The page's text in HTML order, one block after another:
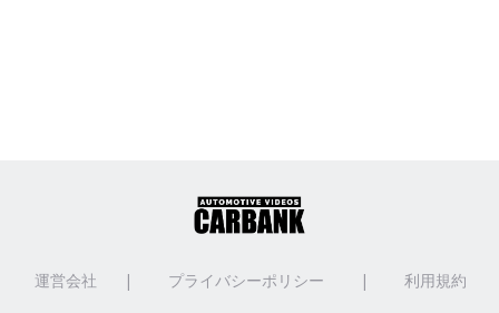
運営会社 | プライバシーポリシー | 利用規約